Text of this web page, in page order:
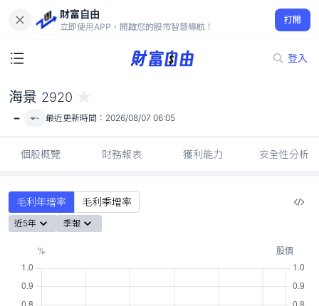
財富自由
立即使用APP，開啟您的股市智慧導航！
打開
登入
-
海景 2920
- - 最近更新時間： 2026/08/07 06:05
個股概覽 財務報表 獲利能力 安全性分析
毛利年增率 毛利季增率
近5年 季報